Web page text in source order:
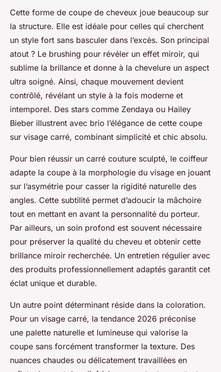
Cette forme de coupe de cheveux joue beaucoup sur
la structure. Elle est idéale pour celles qui cherchent
un style fort sans basculer dans l’excès. Son principal
atout ? Le brushing pour révéler un effet miroir, qui
sublime la brillance et donne à la chevelure un aspect
ultra soigné. Ainsi, chaque mouvement devient
contrôlé, révélant un style à la fois moderne et
intemporel. Des stars comme Zendaya ou Hailey
Bieber illustrent avec brio l’élégance de cette coupe
sur visage carré, combinant simplicité et chic absolu.
Pour bien réussir un carré couture sculpté, le coiffeur
adapte la coupe à la morphologie du visage en jouant
sur l’asymétrie pour casser la rigidité naturelle des
angles. Cette subtilité permet d’adoucir la mâchoire
tout en mettant en avant la personnalité du porteur.
Par ailleurs, un soin profond est souvent nécessaire
pour préserver la qualité du cheveu et obtenir cette
brillance miroir recherchée. Un entretien régulier avec
des produits professionnellement adaptés garantit cet
éclat unique et durable.
Un autre point déterminant réside dans la coloration.
Pour un visage carré, la tendance 2026 préconise
une palette naturelle et lumineuse qui valorise la
coupe sans forcément transformer la texture. Des
nuances chaudes ou délicatement travaillées en